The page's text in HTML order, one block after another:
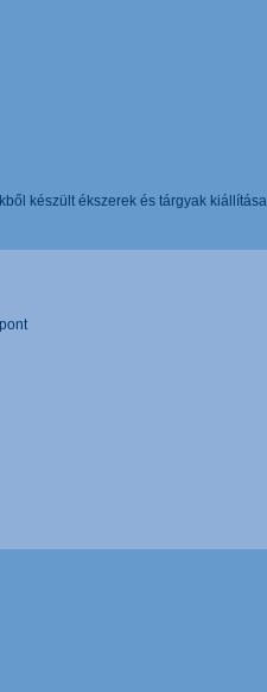
készült ékszerek és tárgyak kiállítása,